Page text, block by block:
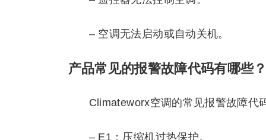
– 空调无法启动或自动关机。
产品常见的报警故障代码有哪些？
Climateworx空调的常见报警故障代
– E1：压缩机过热保护。